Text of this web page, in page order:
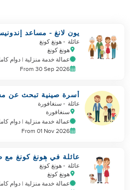
يون لانغ - مساعد
بـ NB
عائلة - هونغ كونغ
هونغ كونغ
عمالة خدمة منزلية | دوام
From 30 Sep 2026
أسرة صينية تبحث عن
عائلة - سنغافورة
سنغافورة
عمالة خدمة منزلية | دوام
From 01 Nov 2026
عائلة في هونغ كونغ
وحيوانات أليفة تبحث
عائلة - هونغ كونغ
هونغ كونغ
عمالة خدمة منزلية | دوام